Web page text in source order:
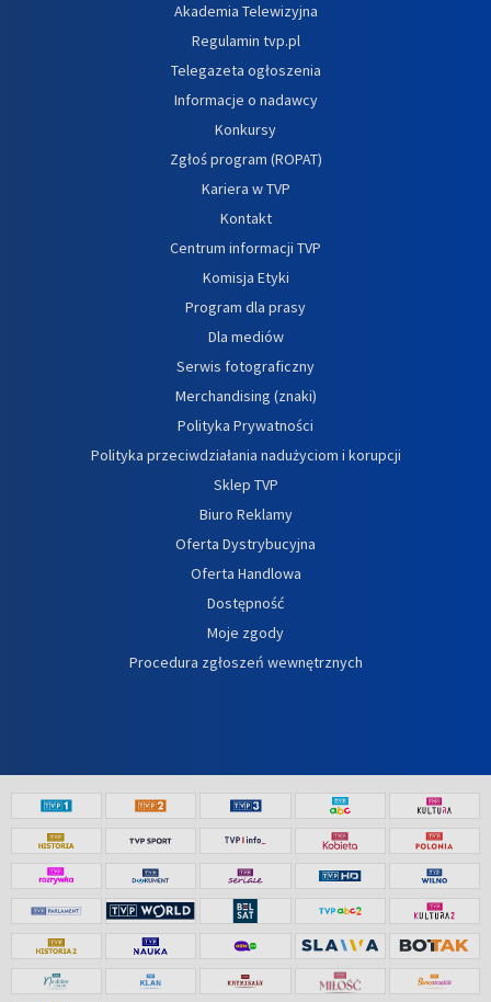
Akademia Telewizyjna
Regulamin tvp.pl
Telegazeta ogłoszenia
Informacje o nadawcy
Konkursy
Zgłoś program (ROPAT)
Kariera w TVP
Kontakt
Centrum informacji TVP
Komisja Etyki
Program dla prasy
Dla mediów
Serwis fotograficzny
Merchandising (znaki)
Polityka Prywatności
Polityka przeciwdziałania nadużyciom i korupcji
Sklep TVP
Biuro Reklamy
Oferta Dystrybucyjna
Oferta Handlowa
Dostępność
Moje zgody
Procedura zgłoszeń wewnętrznych